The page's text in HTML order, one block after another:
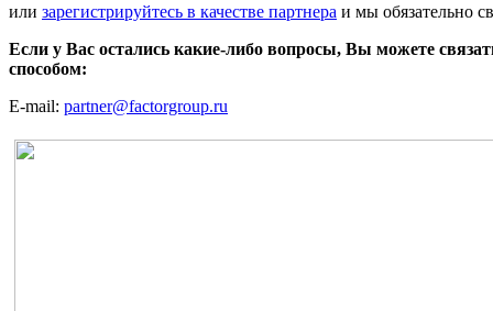
или зарегистрируйтесь в качестве партнера и мы обязательно
Если у Вас остались какие-либо вопросы, Вы можете
способом:
E-mail: partner@factorgroup.ru